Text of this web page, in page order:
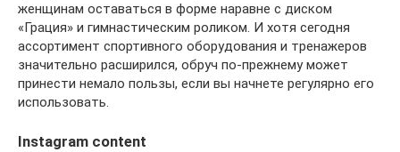
женщинам оставаться в форме наравне с диском
«Грация» и гимнастическим роликом. И хотя сегодня
ассортимент спортивного оборудования и тренажеров
значительно расширился, обруч по-прежнему может
принести немало пользы, если вы начнете регулярно его
использовать.
Instagram content